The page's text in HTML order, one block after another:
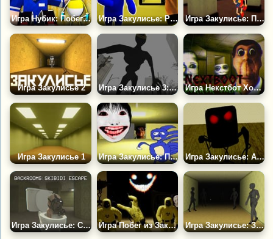
Игра Нубик: Побег из Закулисья Игра Закулисье: Радужные Друзья Побег Игра Закулисье: Помни. Цифровой Цирк!
Игра Закулисье 2 Игра Закулисье 3: Битва с Боссом Игра Некстбот Хоррор
Игра Закулисье 1 Игра Закулисье: Побег от Некстботов Игра Закулисье: Аномалии
Игра Закулисье: Скибиди Побег Игра Побег из Закулисья: Часть 1 Игра Закулисье: Запрещённые Кадры